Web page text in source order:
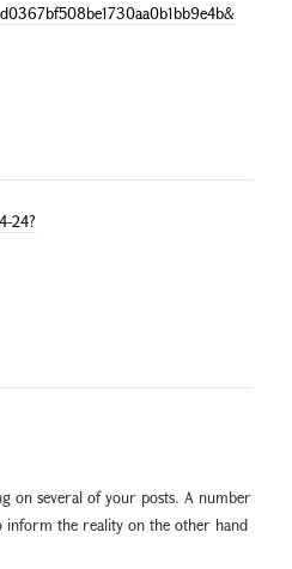
24?
on several of your posts. A number
the reality on the other hand